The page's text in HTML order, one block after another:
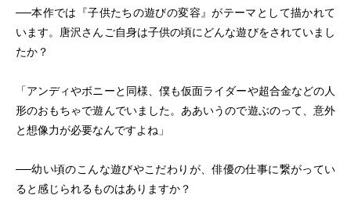
──本作では『子供たちの遊びの変容』がテーマとして描かれて
います。唐沢さんご自身は子供の頃にどんな遊びをされていまし
たか？
「アンディやボニーと同様、僕も仮面ライダーや超合金などの人
形のおもちゃで遊んでいました。ああいうので遊ぶのって、意外
と想像力が必要なんですよね」
──幼い頃のこんな遊びやこだわりが、俳優の仕事に繋がってい
ると感じられるものはありますか？